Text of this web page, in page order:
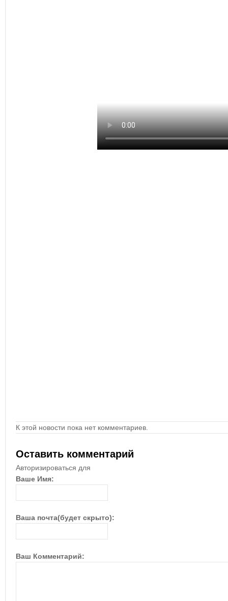
К этой новости пока нет комментариев.
Оставить комментарий
Авторизироваться для
Ваше Имя:
Ваша почта(будет скрыто):
Ваш Комментарий: